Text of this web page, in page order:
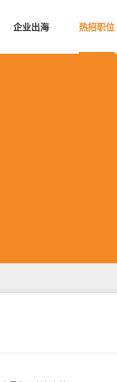
企业出海 热招职位